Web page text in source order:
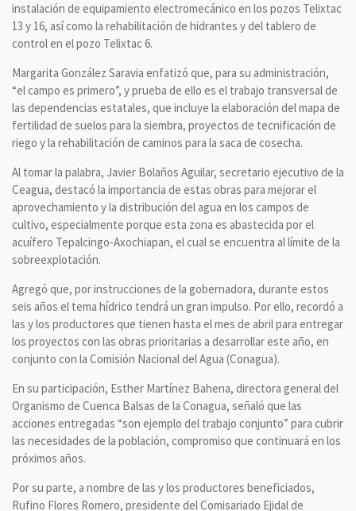
instalación de equipamiento electromecánico en los pozos Telixtac
13 y 16, así como la rehabilitación de hidrantes y del tablero de
control en el pozo Telixtac 6.
Margarita González Saravia enfatizó que, para su administración,
“el campo es primero”, y prueba de ello es el trabajo transversal de
las dependencias estatales, que incluye la elaboración del mapa de
fertilidad de suelos para la siembra, proyectos de tecnificación de
riego y la rehabilitación de caminos para la saca de cosecha.
Al tomar la palabra, Javier Bolaños Aguilar, secretario ejecutivo de la
Ceagua, destacó la importancia de estas obras para mejorar el
aprovechamiento y la distribución del agua en los campos de
cultivo, especialmente porque esta zona es abastecida por el
acuífero Tepalcingo-Axochiapan, el cual se encuentra al límite de la
sobreexplotación.
Agregó que, por instrucciones de la gobernadora, durante estos
seis años el tema hídrico tendrá un gran impulso. Por ello, recordó a
las y los productores que tienen hasta el mes de abril para entregar
los proyectos con las obras prioritarias a desarrollar este año, en
conjunto con la Comisión Nacional del Agua (Conagua).
En su participación, Esther Martínez Bahena, directora general del
Organismo de Cuenca Balsas de la Conagua, señaló que las
acciones entregadas “son ejemplo del trabajo conjunto” para cubrir
las necesidades de la población, compromiso que continuará en los
próximos años.
Por su parte, a nombre de las y los productores beneficiados,
Rufino Flores Romero, presidente del Comisariado Ejidal de